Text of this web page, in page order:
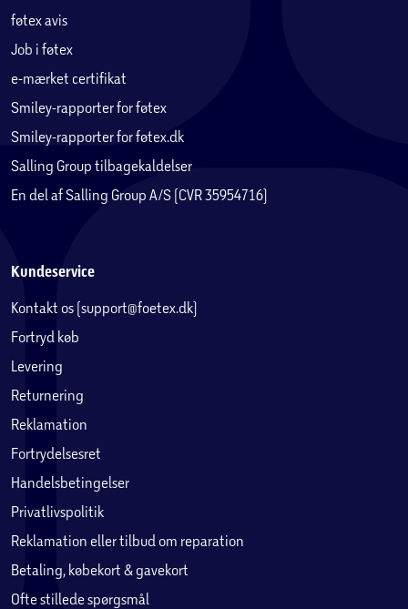
føtex avis
Job i føtex
e-mærket certifikat
Smiley-rapporter for føtex
Smiley-rapporter for føtex.dk
Salling Group tilbagekaldelser
En del af Salling Group A/S (CVR 35954716)
Kundeservice
Kontakt os (support@foetex.dk)
Fortryd køb
Levering
Returnering
Reklamation
Fortrydelsesret
Handelsbetingelser
Privatlivspolitik
Reklamation eller tilbud om reparation
Betaling, købekort & gavekort
Ofte stillede spørgsmål